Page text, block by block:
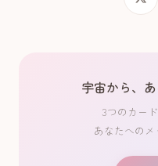
宇宙から、
3つのカー
あなたへのメ